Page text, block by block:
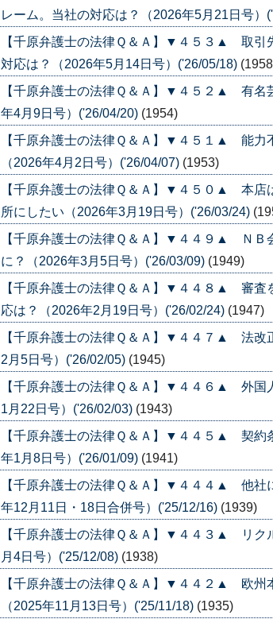
レーム。当社の対応は？（2026年5月21日号）
【千原弁護士の法律Ｑ＆Ａ】▼４５３▲ 取引
対応は？（2026年5月14日号）('26/05/18)
【千原弁護士の法律Ｑ＆Ａ】▼４５２▲ 有名
年4月9日号）('26/04/20) (1954)
【千原弁護士の法律Ｑ＆Ａ】▼４５１▲ 能力
（2026年4月2日号）('26/04/07) (1953)
【千原弁護士の法律Ｑ＆Ａ】▼４５０▲ 本店
所にしたい（2026年3月19日号）('26/03/24)
【千原弁護士の法律Ｑ＆Ａ】▼４４９▲ ＮＢ
に？（2026年3月5日号）('26/03/09) (1949)
【千原弁護士の法律Ｑ＆Ａ】▼４４８▲ 審査
応は？（2026年2月19日号）('26/02/24) (1947)
【千原弁護士の法律Ｑ＆Ａ】▼４４７▲ 法改
2月5日号）('26/02/05) (1945)
【千原弁護士の法律Ｑ＆Ａ】▼４４６▲ 外国
1月22日号）('26/02/03) (1943)
【千原弁護士の法律Ｑ＆Ａ】▼４４５▲ 契約
年1月8日号）('26/01/09) (1941)
【千原弁護士の法律Ｑ＆Ａ】▼４４４▲ 他社
年12月11日・18日合併号）('25/12/16) (1939)
【千原弁護士の法律Ｑ＆Ａ】▼４４３▲ リク
月4日号）('25/12/08) (1938)
【千原弁護士の法律Ｑ＆Ａ】▼４４２▲ 欧州
（2025年11月13日号）('25/11/18) (1935)